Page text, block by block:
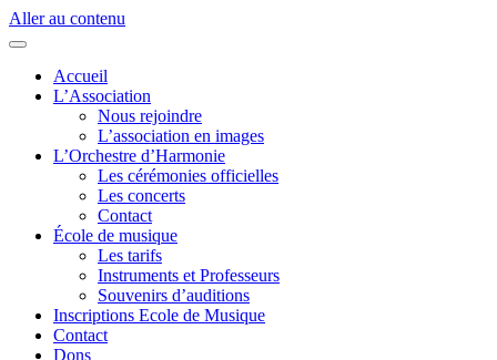
Aller au contenu
Accueil
L’Association
Nous rejoindre
L’association en images
L’Orchestre d’Harmonie
Les cérémonies officielles
Les concerts
Contact
École de musique
Les tarifs
Instruments et Professeurs
Souvenirs d’auditions
Inscriptions Ecole de Musique
Contact
Dons